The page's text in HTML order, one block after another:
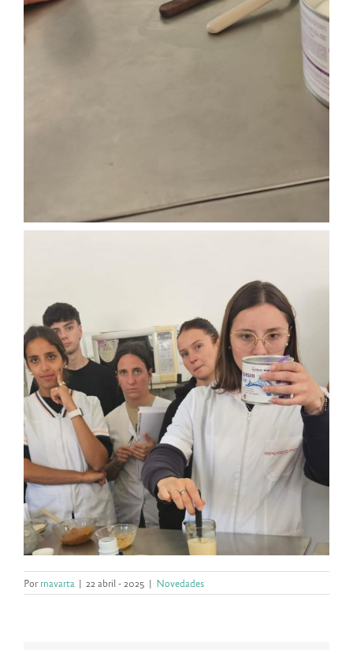
Porrnavarta | 22 abril - 2025 | Novedades